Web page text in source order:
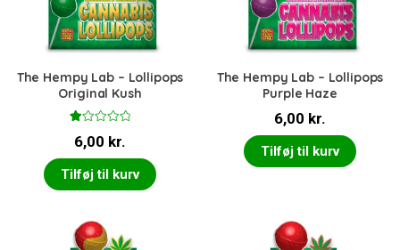
The Hempy Lab – Lollipops
Original Kush
ur
et
d
af
6,00 kr.
Tilføj til kurv
The Hempy Lab – Lollipops
Purple Haze
6,00 kr.
Tilføj til kurv